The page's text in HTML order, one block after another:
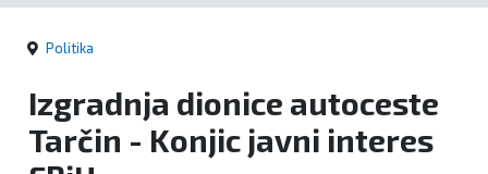
Politika
Izgradnja dionice autoceste
Tarčin - Konjic javni interes